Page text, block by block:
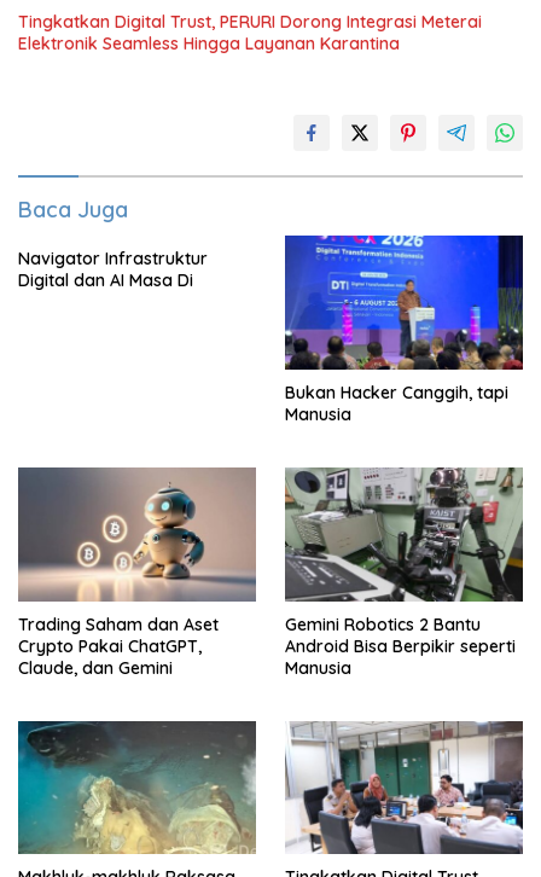
Tingkatkan Digital Trust, PERURI Dorong Integrasi Meterai
Elektronik Seamless Hingga Layanan Karantina
Baca Juga
Navigator Infrastruktur
Digital dan AI Masa Di
Bukan Hacker Canggih, tapi
Manusia
Trading Saham dan Aset
Crypto Pakai ChatGPT,
Claude, dan Gemini
Gemini Robotics 2 Bantu
Android Bisa Berpikir seperti
Manusia